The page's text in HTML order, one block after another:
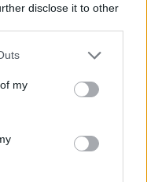
disclose it to other
my
του
επιτέλους
εισιτήρια ‑
που εξαφανίζονται σε